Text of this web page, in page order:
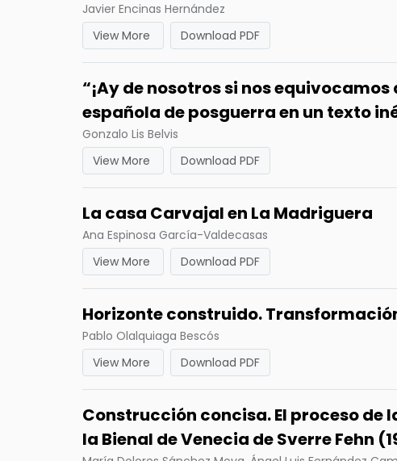
Javier Encinas Hernández
View More
Download PDF
“¡Ay de nosotros si nos
española de posguerra en un texto
Gonzalo Lis Belvis
View More
Download PDF
La casa Carvajal en La Madriguera
Ana Espinosa García-Valdecasas
View More
Download PDF
Horizonte construido.
Pablo Olalquiaga Bescós
View More
Download PDF
Construcción concisa. El proceso de
la Bienal de Venecia de Sverre Fehn